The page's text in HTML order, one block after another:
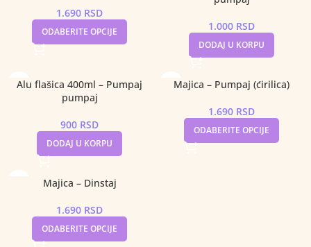
1.690 RSD
ODABERITE OPCIJE 1.000 RSD
DODAJ U KORPU
Alu flašica 400ml – Pumpaj
pumpaj
900 RSD
DODAJ U KORPU
Majica – Pumpaj (ćirilica)
1.690 RSD
ODABERITE OPCIJE
Majica – Dinstaj
1.690 RSD
ODABERITE OPCIJE